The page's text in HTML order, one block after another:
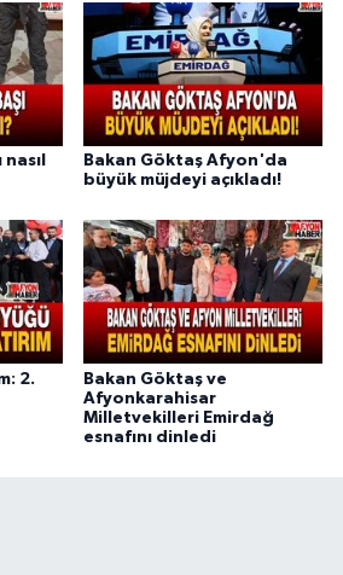
Bakan Göktaş Afyon'da
büyük müjdeyi açıkladı!
2.
Bakan Göktaş ve
Afyonkarahisar
Milletvekilleri Emirdağ
esnafını dinledi